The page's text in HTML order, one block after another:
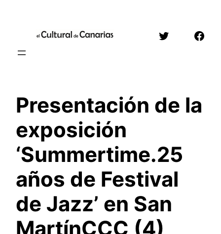
contenido
Twitter
Presentación de la
exposición
‘Summertime.25
años de Festival
de Jazz’ en San
MartínCCC (4)